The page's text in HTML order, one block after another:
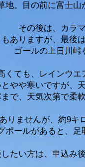
地。目の前に富士山
その後は、カラ
ありますが、最後
ゴールの上日川峠
くても、レインウエ
やや寒いですが、
で、天気次第で柔
りませんが、約9キ
ポールがあると、足
たい方は、申込み